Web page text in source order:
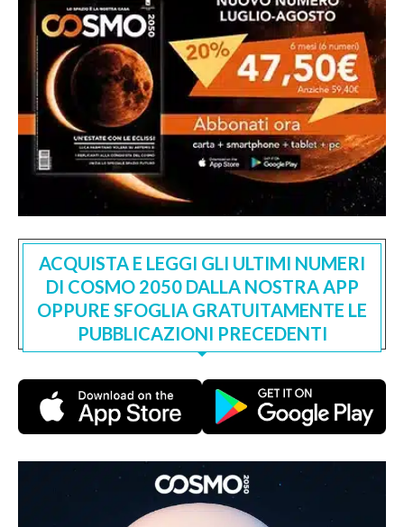
ACQUISTA E LEGGI GLI ULTIMI NUMERI
DI COSMO 2050 DALLA NOSTRA APP
OPPURE SFOGLIA GRATUITAMENTE LE
PUBBLICAZIONI PRECEDENTI